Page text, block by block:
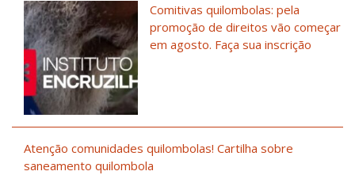
Comitivas quilombolas: pela
promoção de direitos vão começar
em agosto. Faça sua inscrição
Atenção comunidades quilombolas! Cartilha sobre
saneamento quilombola